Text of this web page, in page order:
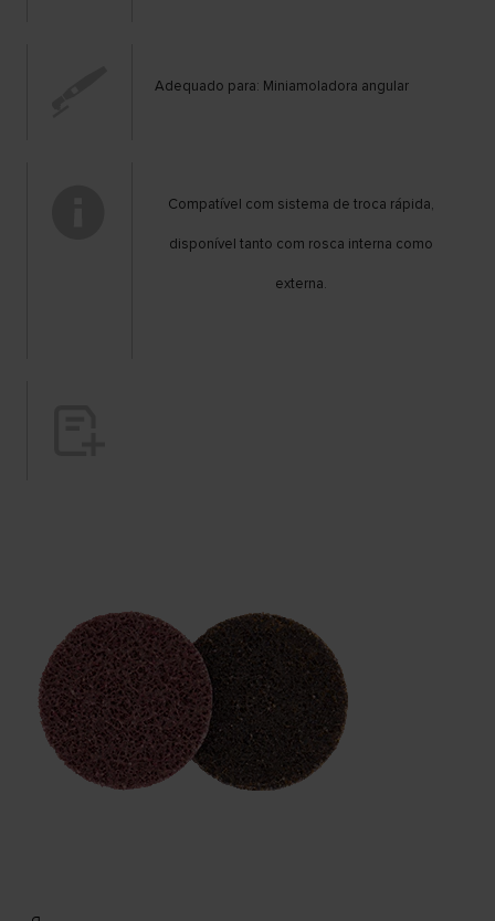
Adequado para: Miniamoladora angular
Compatível com sistema de troca rápida,
disponível tanto com rosca interna como
externa.